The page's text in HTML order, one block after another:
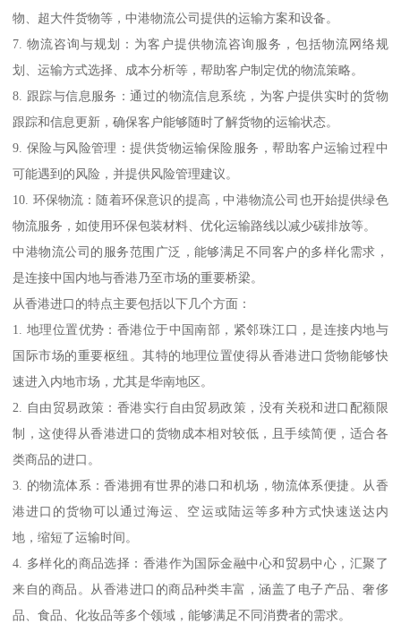
物、超大件货物等，中港物流公司提供的运输方案和设备。
7. 物流咨询与规划：为客户提供物流咨询服务，包括物流网络规
划、运输方式选择、成本分析等，帮助客户制定优的物流策略。
8. 跟踪与信息服务：通过的物流信息系统，为客户提供实时的货物
跟踪和信息更新，确保客户能够随时了解货物的运输状态。
9. 保险与风险管理：提供货物运输保险服务，帮助客户运输过程中
可能遇到的风险，并提供风险管理建议。
10. 环保物流：随着环保意识的提高，中港物流公司也开始提供绿色
物流服务，如使用环保包装材料、优化运输路线以减少碳排放等。
中港物流公司的服务范围广泛，能够满足不同客户的多样化需求，
是连接中国内地与香港乃至市场的重要桥梁。
从香港进口的特点主要包括以下几个方面：
1. 地理位置优势：香港位于中国南部，紧邻珠江口，是连接内地与
国际市场的重要枢纽。其特的地理位置使得从香港进口货物能够快
速进入内地市场，尤其是华南地区。
2. 自由贸易政策：香港实行自由贸易政策，没有关税和进口配额限
制，这使得从香港进口的货物成本相对较低，且手续简便，适合各
类商品的进口。
3. 的物流体系：香港拥有世界的港口和机场，物流体系便捷。从香
港进口的货物可以通过海运、空运或陆运等多种方式快速送达内
地，缩短了运输时间。
4. 多样化的商品选择：香港作为国际金融中心和贸易中心，汇聚了
来自的商品。从香港进口的商品种类丰富，涵盖了电子产品、奢侈
品、食品、化妆品等多个领域，能够满足不同消费者的需求。